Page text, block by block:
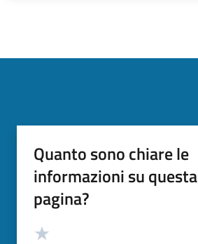
Quanto sono chiare le
informazioni su questa
pagina?
Valutazione